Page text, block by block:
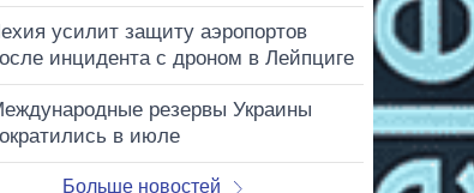
усилит защиту аэропортов
инцидента с дроном в Лейпциге
резервы Украины
в июле
Больше новостей